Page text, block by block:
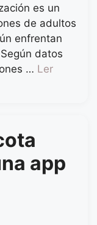
es un
de adultos
enfrentan
datos
… Ler
app